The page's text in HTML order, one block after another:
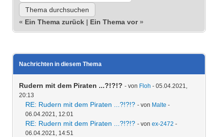
« Ein Thema zurück | Ein Thema vor»
Nachrichten in diesem Thema
Rudern mit dem Piraten ...?!?!? - von Floh - 05.04.2021,
20:13
RE: Rudern mit dem Piraten ...?!?!? - von Malte -
06.04.2021, 12:01
RE: Rudern mit dem Piraten ...?!?!? - von ex-2472 -
06.04.2021, 14:51